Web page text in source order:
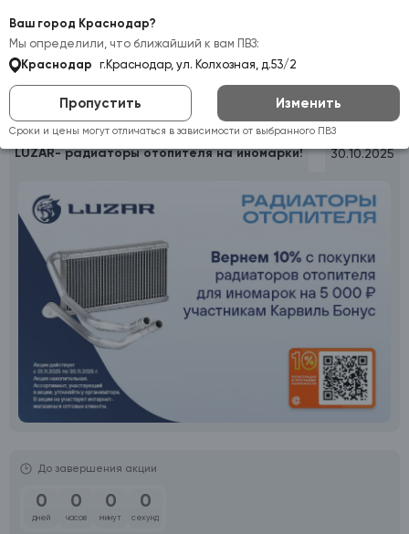
Ваш город Краснодар?
Мы определили, что ближайший к вам ПВЗ:
Краснодар
г.Краснодар, ул. Колхозная, д.53/2
Пропустить Изменить
Сроки и цены могут отличаться в зависимости от выбранного ПВЗ
Акции LUZAR- радиаторы отопителя на иномарки!
LUZAR- радиаторы отопителя на иномарки! 30.10.2025
До завершения акции
0
дней
0
часов
0
минут
0
секунд